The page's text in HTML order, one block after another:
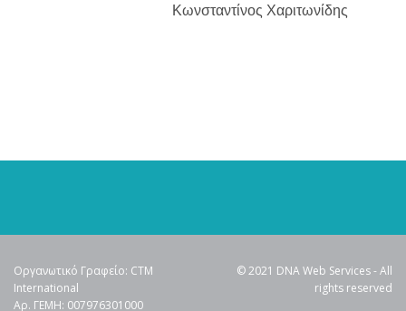
Κωνσταντίνος Χαριτωνίδης
Οργανωτικό Γραφείο: CTM
International
Αρ. ΓΕΜΗ: 007976301000
© 2021 DNA Web Services - All
rights reserved